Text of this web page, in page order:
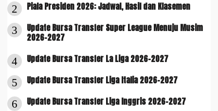
2 Piala Presiden 2026: Jadwal, Hasil dan Klasemen
3
Update Bursa Transfer Super League Menuju Musim
2026-2027
4 Update Bursa Transfer La Liga 2026-2027
5 Update Bursa Transfer Liga Italia 2026-2027
6 Update Bursa Transfer Liga Inggris 2026-2027